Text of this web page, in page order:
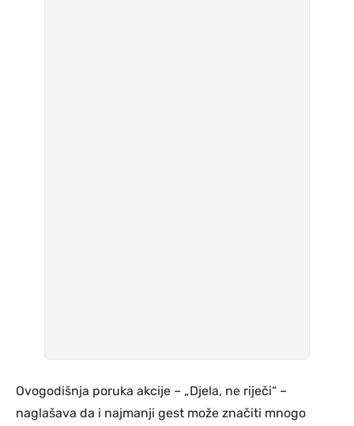
Ovogodišnja poruka akcije – „Djela, ne riječi“ –
naglašava da i najmanji gest može značiti mnogo